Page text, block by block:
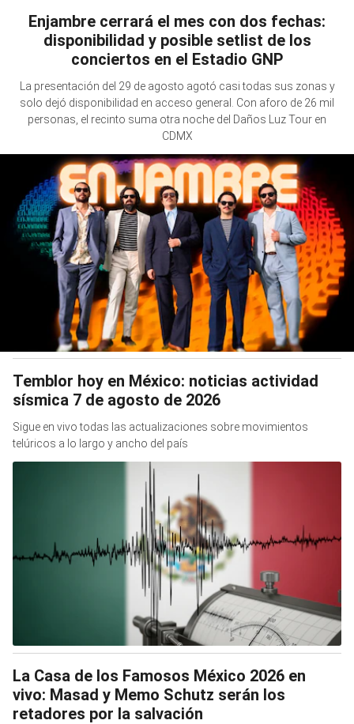
Enjambre cerrará el mes con dos fechas:
disponibilidad y posible setlist de los
conciertos en el Estadio GNP
La presentación del 29 de agosto agotó casi todas sus zonas y
solo dejó disponibilidad en acceso general. Con aforo de 26 mil
personas, el recinto suma otra noche del Daños Luz Tour en
CDMX
Temblor hoy en México: noticias actividad
sísmica 7 de agosto de 2026
Sigue en vivo todas las actualizaciones sobre movimientos
telúricos a lo largo y ancho del país
La Casa de los Famosos México 2026 en
vivo: Masad y Memo Schutz serán los
retadores por la salvación